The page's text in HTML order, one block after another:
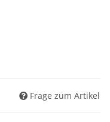
Frage zum Artikel